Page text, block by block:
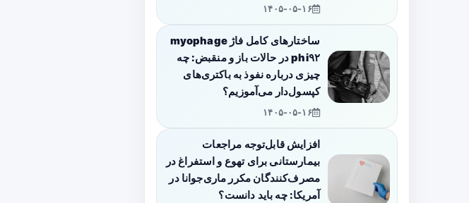
۱۴۰۵-۰۵-۱۶
ساختارهای کامل فاژ myophage
phi۹۲ در حالات باز و منقبض: چه
چیزی درباره نفوذ به باکتری‌های
کپسول‌دار می‌آموزیم؟
۱۴۰۵-۰۵-۱۶
افزایش قابل‌توجه مراجعات
بیمارستانی برای تهوع و استفراغ در
مصرف‌کنندگان مکرر ماری‌جوانا در
آمریکا: چه باید دانست؟